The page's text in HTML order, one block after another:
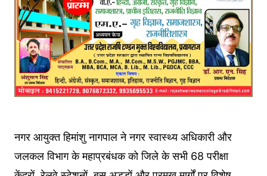
नगर आयुक्त हिमांशु नागपाल ने नगर स्वास्थ्य अधिकारी और
जलकल विभाग के महाप्रबंधक को जिले के सभी 68 परीक्षा